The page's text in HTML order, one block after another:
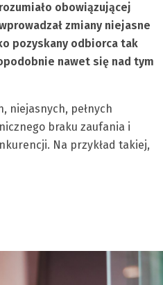
obowiązującej
zmiany niejasne
pozyskany odbiorca tak
nawet się nad tym
niejasnych, pełnych
braku zaufania i
Na przykład takiej,